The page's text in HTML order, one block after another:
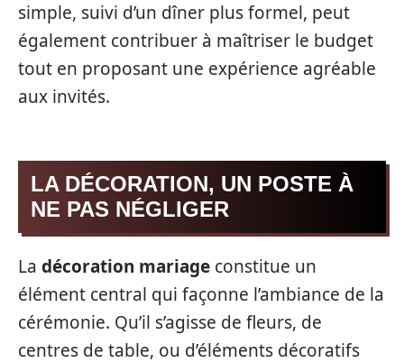
simple, suivi d’un dîner plus formel, peut
également contribuer à maîtriser le budget
tout en proposant une expérience agréable
aux invités.
LA DÉCORATION, UN POSTE À
NE PAS NÉGLIGER
La décoration mariage constitue un
élément central qui façonne l’ambiance de la
cérémonie. Qu’il s’agisse de fleurs, de
centres de table, ou d’éléments décoratifs